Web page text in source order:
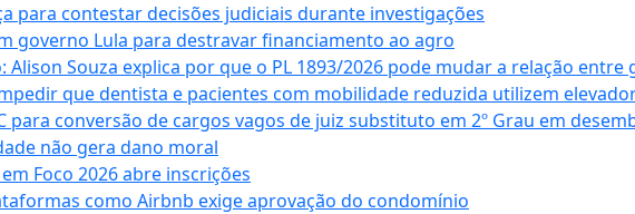
para contestar decisões judiciais durante investigações
governo Lula para destravar financiamento ao agro
Alison Souza explica por que o PL 1893/2026 pode mudar a relação
que dentista e pacientes com mobilidade reduzida utilizem
para conversão de cargos vagos de juiz substituto em 2º Grau em
não gera dano moral
Foco 2026 abre inscrições
como Airbnb exige aprovação do condomínio